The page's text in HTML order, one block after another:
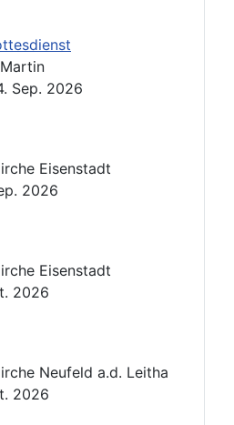
Sep. 2026
Eisenstadt
2026
Eisenstadt
2026
Neufeld a.d. Leitha
2026